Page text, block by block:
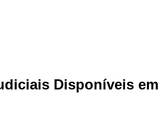
Disponíveis em